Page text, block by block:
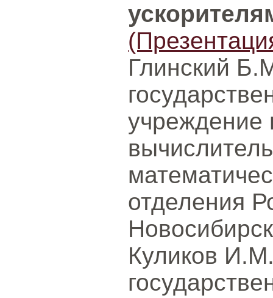
Глинский
учреждение
отделения
Куликов